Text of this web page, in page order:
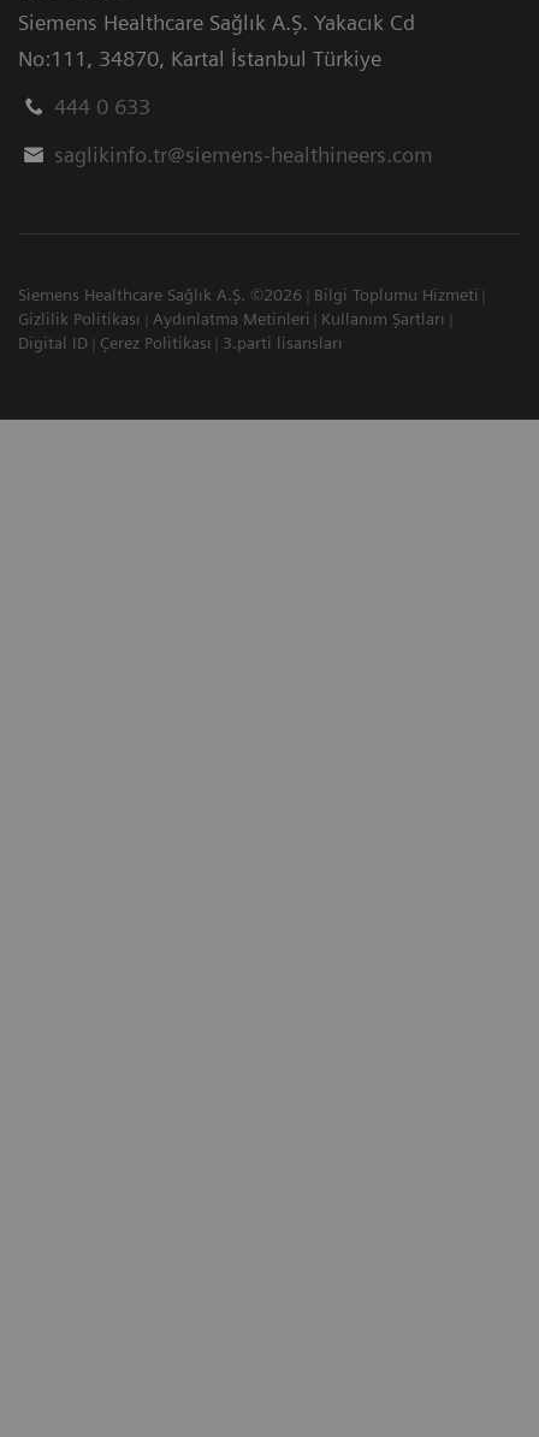
Siemens Healthcare Sağlık A.Ş. Yakacık Cd
No:111 , 34870, Kartal İstanbul Türkiye
444 0 633
saglikinfo.tr@siemens-healthineers.com
Siemens Healthcare Sağlık A.Ş. ©2026
Bilgi Toplumu Hizmeti
Gizlilik Politikası
Aydınlatma Metinleri
Kullanım Şartları
Digital ID
Çerez Politikası 3.parti lisansları